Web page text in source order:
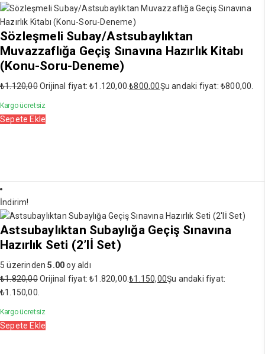
Sözleşmeli Subay/Astsubaylıktan
Muvazzaflığa Geçiş Sınavına Hazırlık Kitabı
(Konu-Soru-Deneme)
₺1.120,00 Orijinal fiyat: ₺1.120,00.₺800,00Şu andaki fiyat: ₺800,00.
Kargo ücretsiz
Sepete Ekle
İndirim!
Astsubaylıktan Subaylığa Geçiş Sınavına
Hazırlık Seti (2’lİ Set)
5 üzerinden5.00oy aldı
₺1.820,00 Orijinal fiyat: ₺1.820,00.₺1.150,00Şu andaki fiyat:
₺1.150,00.
Kargo ücretsiz
Sepete Ekle